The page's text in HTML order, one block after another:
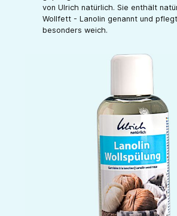
von Ulrich natürlich. Sie enthält
Wollfett - Lanolin genannt und
besonders weich.